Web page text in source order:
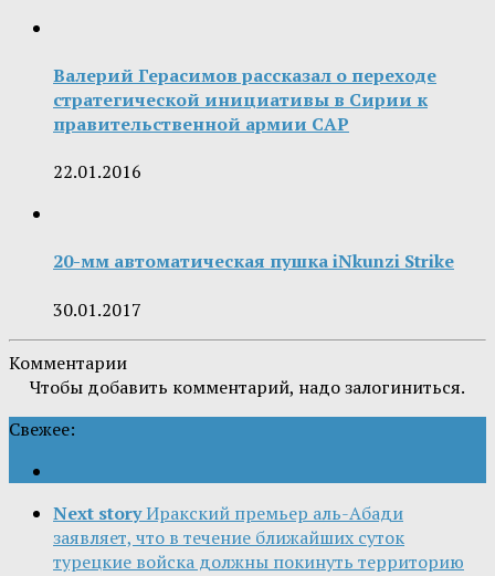
Валерий Герасимов рассказал о переходе
стратегической инициативы в Сирии к
правительственной армии САР
22.01.2016
20-мм автоматическая пушка iNkunzi Strike
30.01.2017
Комментарии
Чтобы добавить комментарий, надо залогиниться.
Свежее:
Next storyИракский премьер аль-Абади
заявляет, что в течение ближайших суток
турецкие войска должны покинуть территорию